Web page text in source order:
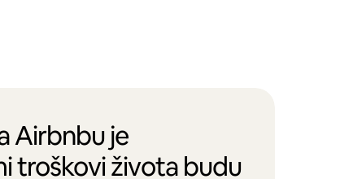
Airbnbu je
troškovi života budu